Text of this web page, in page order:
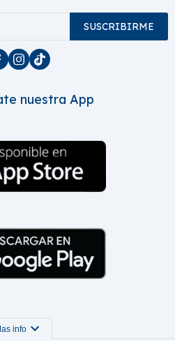
SUSCRIBIRME
 
nuestra App
info expand_more